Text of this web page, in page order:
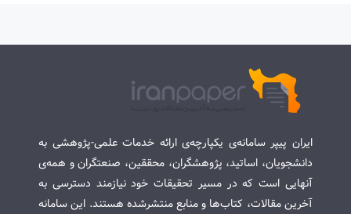
ایران پیپر سامانه‌ی یکپارچه‌ی ارائه خدمات علمی-پژوهشی به
دانشجویان، اساتید، پژوهشگران، محققین، صنعتگران و همه‌ی
آنهایی است که در مسیر تحقیقات خود نیازمند دسترسی به
آخرین مقالات، کتاب‌ها و منابع منتشرشده هستند. این سامانه